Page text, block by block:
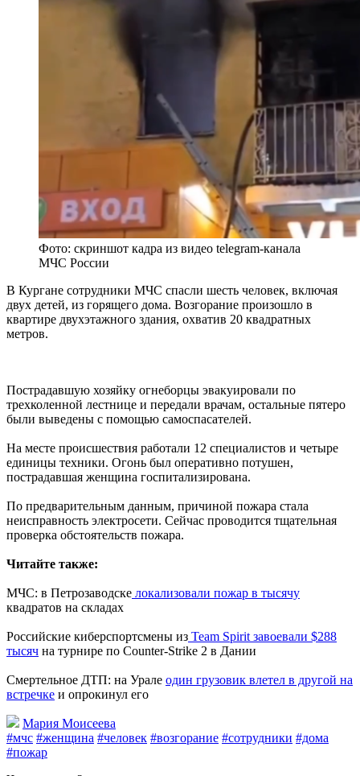
Фото: скриншот кадра из видео telegram-канала
МЧС России
В Кургане сотрудники МЧС спасли шесть человек, включая
двух детей, из горящего дома. Возгорание произошло в
квартире двухэтажного здания, охватив 20 квадратных
метров.
Пострадавшую хозяйку огнеборцы эвакуировали по
трехколенной лестнице и передали врачам, остальные пятеро
были выведены с помощью самоспасателей.
На месте происшествия работали 12 специалистов и четыре
единицы техники. Огонь был оперативно потушен,
пострадавшая женщина госпитализирована.
По предварительным данным, причиной пожара стала
неисправность электросети. Сейчас проводится тщательная
проверка обстоятельств пожара.
Читайте также:
МЧС: в Петрозаводске локализовали пожар в тысячу
квадратов на складах
Российские киберспортсмены из Team Spirit завоевали $288
тысяч на турнире по Counter-Strike 2 в Дании
Смертельное ДТП: на Урале один грузовик влетел в другой на
встречке и опрокинул его
Мария Моисеева
#мчс #женщина #человек #возгорание #сотрудники #дома
#пожар